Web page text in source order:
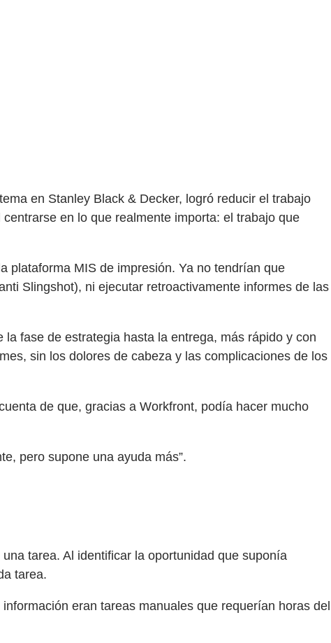
en Stanley Black & Decker, logró reducir el trabajo
en lo que realmente importa: el trabajo que
plataforma MIS de impresión. Ya no tendrían que
Slingshot), ni ejecutar retroactivamente informes de las
fase de estrategia hasta la entrega, más rápido y con
sin los dolores de cabeza y las complicaciones de los
de que, gracias a Workfront, podía hacer mucho
pero supone una ayuda más”.
tarea. Al identificar la oportunidad que suponía
tarea.
eran tareas manuales que requerían horas del